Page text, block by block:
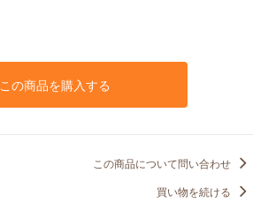
この商品を購入する
この商品について問い合わせ
買い物を続ける